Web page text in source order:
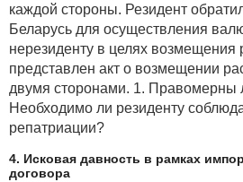
расходов по страхованию ни был
необходимо закрепить в учетной
Закона Республики Беларусь от
«О бухгалтерском учете и
менее, учитывая порядок
расходов в налоговом учете в
расчета налога на прибыль,
суждение и выбрать для
каждой стороны. Резидент
Беларусь для осуществления
нерезиденту в целях возмещения
представлен акт о возмещении
двумя сторонами. 1. Правомерны
Необходимо ли резиденту
репатриации?
4. Исковая давность в рамках
договора